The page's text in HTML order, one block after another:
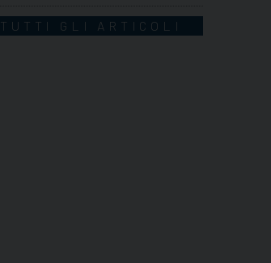
TUTTI GLI ARTICOLI